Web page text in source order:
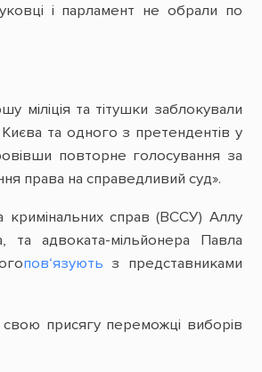
і парламент не обрали по
міліція та тітушки заблокували
та одного з претендентів у
повторне голосування за
права на справедливий суд».
кримінальних справ (ВССУ) Аллу
та адвоката-мільйонера Павла
пов‘язують з представниками
свою присягу переможці виборів